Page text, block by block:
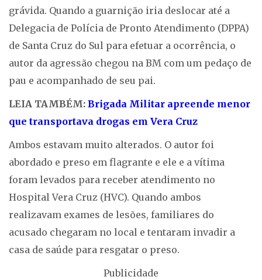
grávida. Quando a guarnição iria deslocar até a
Delegacia de Polícia de Pronto Atendimento (DPPA)
de Santa Cruz do Sul para efetuar a ocorrência, o
autor da agressão chegou na BM com um pedaço de
pau e acompanhado de seu pai.
LEIA TAMBÉM: Brigada Militar apreende menor
que transportava drogas em Vera Cruz
Ambos estavam muito alterados. O autor foi
abordado e preso em flagrante e ele e a vítima
foram levados para receber atendimento no
Hospital Vera Cruz (HVC). Quando ambos
realizavam exames de lesões, familiares do
acusado chegaram no local e tentaram invadir a
casa de saúde para resgatar o preso.
Publicidade